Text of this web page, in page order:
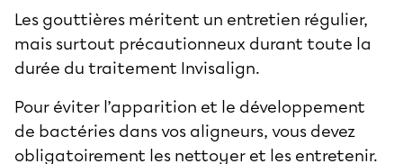
Les gouttières méritent un entretien régulier,
mais surtout précautionneux durant toute la
durée du traitement Invisalign.
Pour éviter l’apparition et le développement
de bactéries dans vos aligneurs, vous devez
obligatoirement les nettoyer et les entretenir.